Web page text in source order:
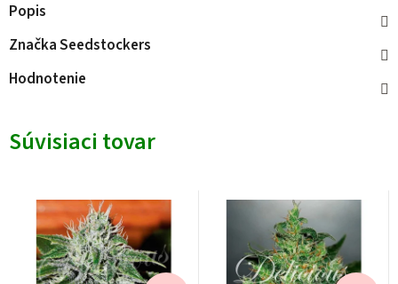
Popis
ZnačkaSeedstockers
Hodnotenie
Súvisiaci tovar